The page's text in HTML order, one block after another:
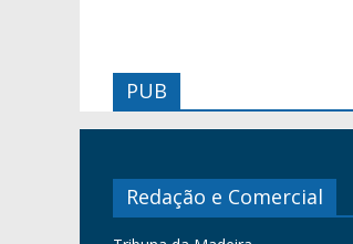
PUB
Redação e Comercial